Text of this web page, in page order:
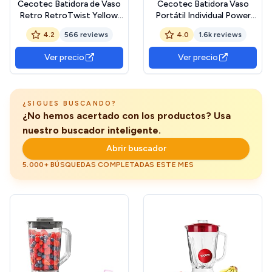
Cecotec Batidora de Vaso
Retro RetroTwist Yellow.
800W de Potencia Máxima,
Función Pulse, Cuchilla de 4
Hojas con Recubrimiento
de Titanio Negro y Jarra
con 1L, Diseño Vintaje en
4.2 566 reviews
Ver precio
Cecotec Batidora Vaso
Portátil Individual Power
Titanium 350 EasyGo.
350W, Pica Hielo, Cuchillas
4 Hojas Recubrimiento de
Titanio Negro, Incluye 2
Tubos Refrigeradores, 2
4.0 1.6k reviews
Ver precio
¿SIGUES BUSCANDO?
¿No hemos acertado con los productos? Usa
nuestro buscador inteligente.
Abrir buscador
5.000+ BÚSQUEDAS COMPLETADAS ESTE MES